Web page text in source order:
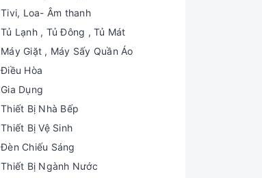
Tivi, Loa- Âm thanh
Tủ Lạnh , Tủ Đông , Tủ Mát
Máy Giặt , Máy Sấy Quần Áo
Điều Hòa
Gia Dụng
Thiết Bị Nhà Bếp
Thiết Bị Vệ Sinh
Đèn Chiếu Sáng
Thiết Bị Ngành Nước